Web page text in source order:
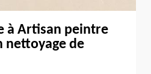
à Artisan peintre
nettoyage de